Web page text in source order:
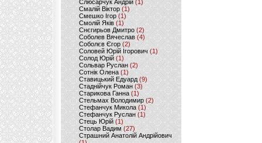
Слюсарчук Андрій(1)
Смалій Віктор (1)
Смешко Ігор (1)
Смолій Яків (1)
Снєгирьов Дмитро (2)
Соболев Вячеслав (4)
Соболєв Єгор(2)
Соловей Юрій Ігорович (1)
Солод Юрій (1)
Сольвар Руслан (2)
Сотнік Олена(1)
Ставицький Едуард (9)
Стаднійчук Роман(3)
Старикова Ганна (1)
Стельмах Володимир(2)
Стефанчук Микола (1)
Стефанчук Руслан (1)
Стець Юрій (1)
Столар Вадим(27)
Страшний Анатолій Андрійович